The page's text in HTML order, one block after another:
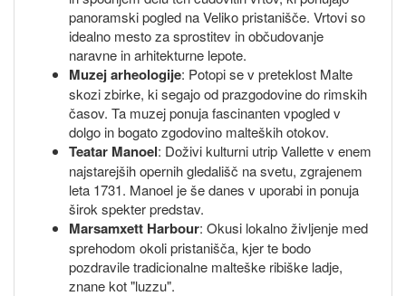
panoramski pogled na Veliko pristanišče. Vrtovi so
idealno mesto za sprostitev in občudovanje
naravne in arhitekturne lepote.
Muzej arheologije: Potopi se v preteklost Malte
skozi zbirke, ki segajo od prazgodovine do rimskih
časov. Ta muzej ponuja fascinanten vpogled v
dolgo in bogato zgodovino malteških otokov.
Teatar Manoel: Doživi kulturni utrip Vallette v enem
najstarejših opernih gledališč na svetu, zgrajenem
leta 1731. Manoel je še danes v uporabi in ponuja
širok spekter predstav.
Marsamxett Harbour: Okusi lokalno življenje med
sprehodom okoli pristanišča, kjer te bodo
pozdravile tradicionalne malteške ribiške ladje,
znane kot "luzzu".